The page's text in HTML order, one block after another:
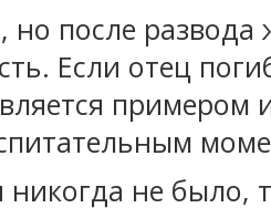
но после
Если отец
примером
не было,